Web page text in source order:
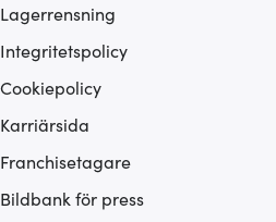
Lagerrensning
Integritetspolicy
Cookiepolicy
Karriärsida
Franchisetagare
Bildbank för press